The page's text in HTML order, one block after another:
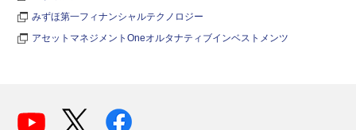
みずほ第一フィナンシャルテクノロジー
アセットマネジメントOneオルタナティブインベストメンツ